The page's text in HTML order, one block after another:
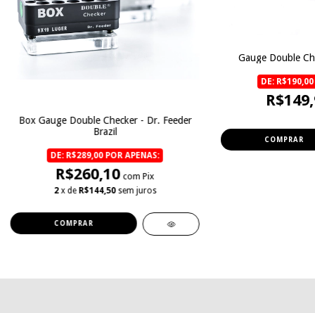
Box Gauge Double Checker - Dr. Feeder
Brazil
DE: R$289,00 POR APENAS:
R$260,10 com Pix
2 x de R$144,50 sem juros
COMPRAR
Gauge Double
DE: R$190,00
COMPRAR